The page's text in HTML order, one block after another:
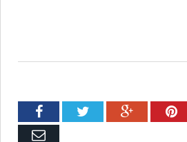
FacebookTwitter Google+
Емейл